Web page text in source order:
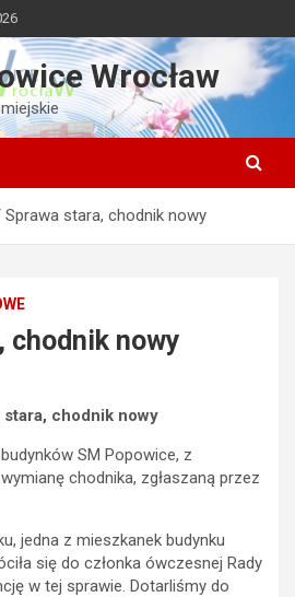
Wrocław
Sprawa stara, chodnik nowy
chodnik nowy
stara, chodnik nowy
SM Popowice, z
chodnika, zgłaszaną przez
jedna z mieszkanek budynku
się do członka ówczesnej Rady
w tej sprawie. Dotarliśmy do